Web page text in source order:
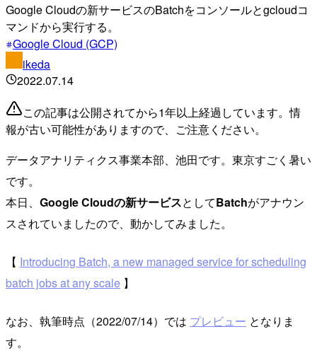
Google Cloudの新サービスのBatchをコンソールとgcloudコ
マンドから実行する。
Google Cloud (GCP)
ikeda
2022.07.14
この記事は公開されてから1年以上経過しています。情
報が古い可能性がありますので、ご注意ください。
データアナリティクス事業本部、池田です。東京すごく暑い
です。
本日、 Google Cloudの新サービスとしてBatchがアナウン
スされていましたので、動かしてみました。
【 Introducing Batch, a new managed service for scheduling
batch jobs at any scale 】
なお、執筆時点（2022/07/14）では プレビュー となりま
す。